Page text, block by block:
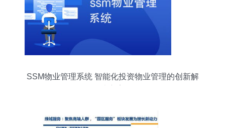
SSM物业管理系统 智能化投资物业管理的创新解